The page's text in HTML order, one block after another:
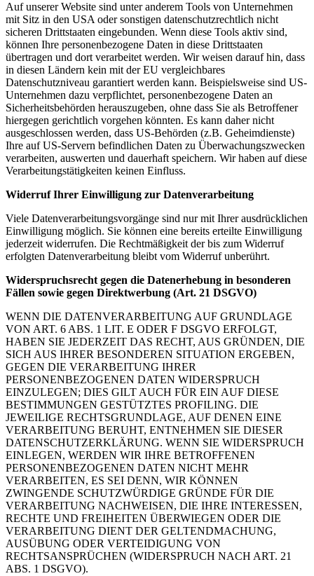
Auf unserer Website sind unter anderem Tools von Unternehmen
mit Sitz in den USA oder sonstigen datenschutzrechtlich nicht
sicheren Drittstaaten eingebunden. Wenn diese Tools aktiv sind,
können Ihre personenbezogene Daten in diese Drittstaaten
übertragen und dort verarbeitet werden. Wir weisen darauf hin, dass
in diesen Ländern kein mit der EU vergleichbares
Datenschutzniveau garantiert werden kann. Beispielsweise sind US-
Unternehmen dazu verpflichtet, personenbezogene Daten an
Sicherheitsbehörden herauszugeben, ohne dass Sie als Betroffener
hiergegen gerichtlich vorgehen könnten. Es kann daher nicht
ausgeschlossen werden, dass US-Behörden (z.B. Geheimdienste)
Ihre auf US-Servern befindlichen Daten zu Überwachungszwecken
verarbeiten, auswerten und dauerhaft speichern. Wir haben auf diese
Verarbeitungstätigkeiten keinen Einfluss.
Widerruf Ihrer Einwilligung zur Datenverarbeitung
Viele Datenverarbeitungsvorgänge sind nur mit Ihrer ausdrücklichen
Einwilligung möglich. Sie können eine bereits erteilte Einwilligung
jederzeit widerrufen. Die Rechtmäßigkeit der bis zum Widerruf
erfolgten Datenverarbeitung bleibt vom Widerruf unberührt.
Widerspruchsrecht gegen die Datenerhebung in besonderen
Fällen sowie gegen Direktwerbung (Art. 21 DSGVO)
WENN DIE DATENVERARBEITUNG AUF GRUNDLAGE
VON ART. 6 ABS. 1 LIT. E ODER F DSGVO ERFOLGT,
HABEN SIE JEDERZEIT DAS RECHT, AUS GRÜNDEN, DIE
SICH AUS IHRER BESONDEREN SITUATION ERGEBEN,
GEGEN DIE VERARBEITUNG IHRER
PERSONENBEZOGENEN DATEN WIDERSPRUCH
EINZULEGEN; DIES GILT AUCH FÜR EIN AUF DIESE
BESTIMMUNGEN GESTÜTZTES PROFILING. DIE
JEWEILIGE RECHTSGRUNDLAGE, AUF DENEN EINE
VERARBEITUNG BERUHT, ENTNEHMEN SIE DIESER
DATENSCHUTZERKLÄRUNG. WENN SIE WIDERSPRUCH
EINLEGEN, WERDEN WIR IHRE BETROFFENEN
PERSONENBEZOGENEN DATEN NICHT MEHR
VERARBEITEN, ES SEI DENN, WIR KÖNNEN
ZWINGENDE SCHUTZWÜRDIGE GRÜNDE FÜR DIE
VERARBEITUNG NACHWEISEN, DIE IHRE INTERESSEN,
RECHTE UND FREIHEITEN ÜBERWIEGEN ODER DIE
VERARBEITUNG DIENT DER GELTENDMACHUNG,
AUSÜBUNG ODER VERTEIDIGUNG VON
RECHTSANSPRÜCHEN (WIDERSPRUCH NACH ART. 21
ABS. 1 DSGVO).